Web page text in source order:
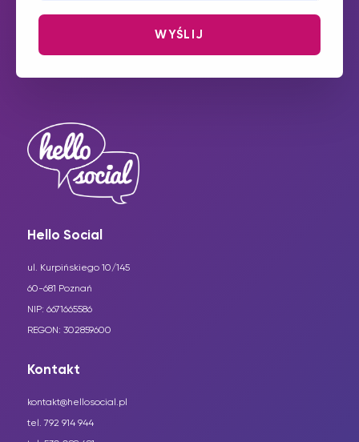
WYŚLIJ
Hello Social
ul. Kurpińskiego 10/145
60-681 Poznań
NIP: 6671665586
REGON: 302859600
Kontakt
kontakt@hellosocial.pl
tel. 792 914 944